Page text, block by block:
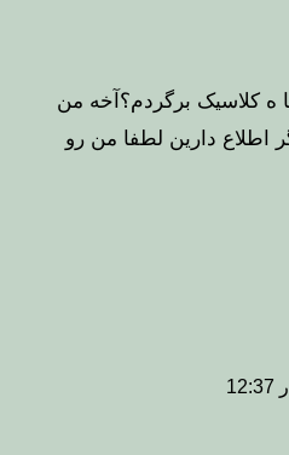
ه کلاسیک برگردم؟آخه من
دارین لطفا من رو